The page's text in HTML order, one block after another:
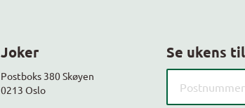
Joker
Postboks 380 Skøyen
0213 Oslo
Se ukens